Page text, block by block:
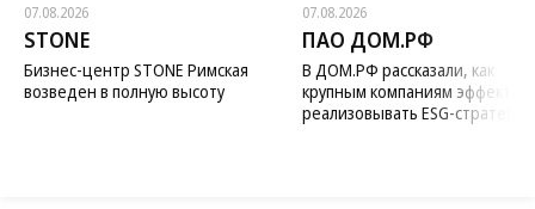
07.08.2026
STONE
Бизнес-центр STONE Римская
возведен в полную высоту
07.08.2026
ПАО ДОМ.РФ
В ДОМ.РФ рассказали, как
крупным компаниям
реализовывать ESG-стратегию